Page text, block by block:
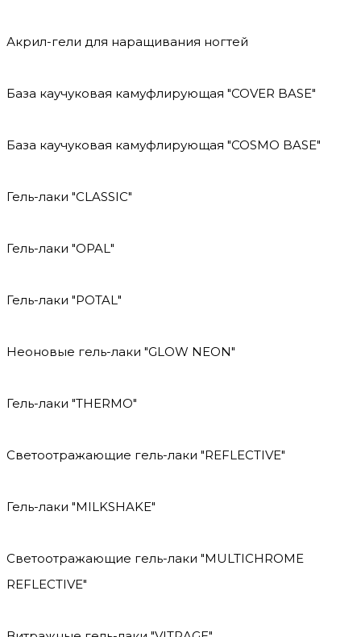
Акрил-гели для наращивания ногтей
База каучуковая камуфлирующая "COVER BASE"
База каучуковая камуфлирующая "COSMO BASE"
Гель-лаки "CLASSIC"
Гель-лаки "OPAL"
Гель-лаки "POTAL"
Неоновые гель-лаки "GLOW NEON"
Гель-лаки "THERMO"
Светоотражающие гель-лаки "REFLECTIVE"
Гель-лаки "MILKSHAKE"
Светоотражающие гель-лаки "MULTICHROME
REFLECTIVE"